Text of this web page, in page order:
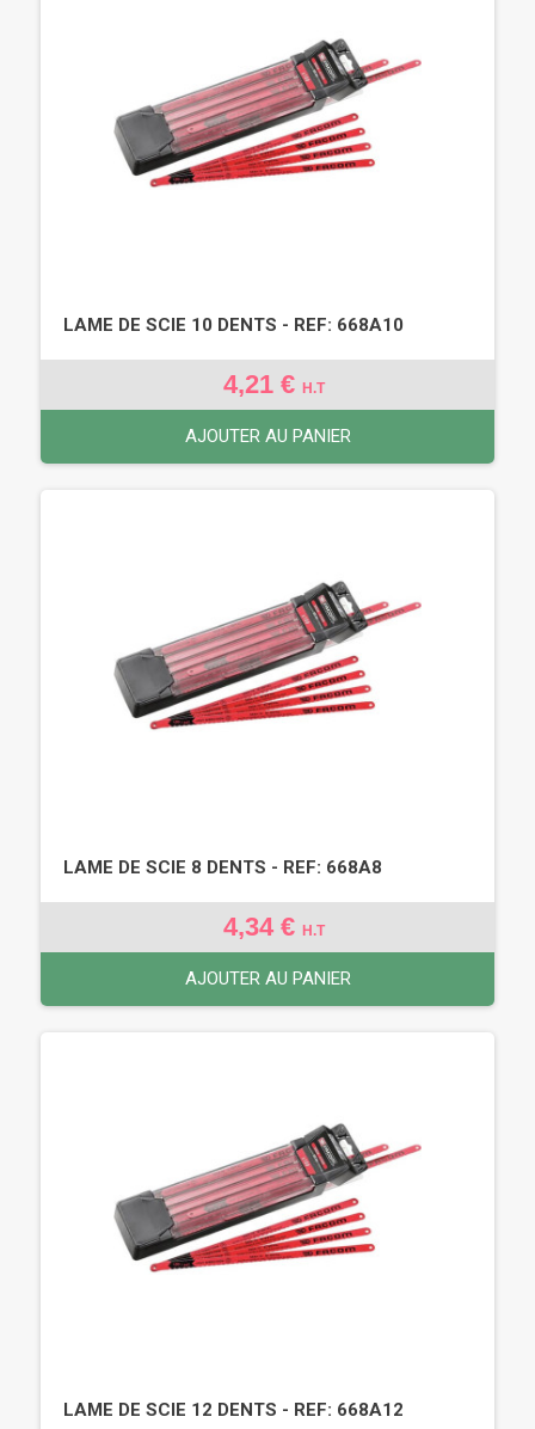
LAME DE SCIE 10 DENTS - REF: 668A10
4,21 € H.T
AJOUTER AU PANIER
LAME DE SCIE 8 DENTS - REF: 668A8
4,34 € H.T
AJOUTER AU PANIER
LAME DE SCIE 12 DENTS - REF: 668A12